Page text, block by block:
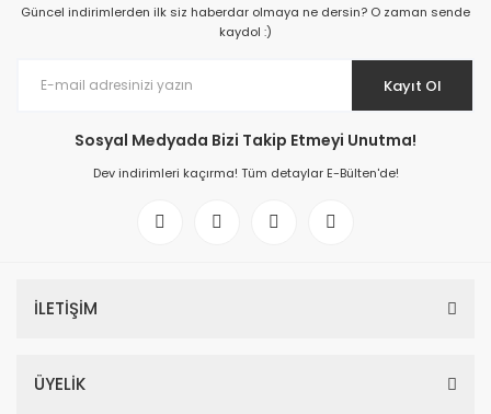
Güncel indirimlerden ilk siz haberdar olmaya ne dersin? O zaman sende
kaydol :)
Kayıt Ol
Sosyal Medyada Bizi Takip Etmeyi Unutma!
Dev indirimleri kaçırma! Tüm detaylar E-Bülten'de!
İLETİŞİM
ÜYELİK